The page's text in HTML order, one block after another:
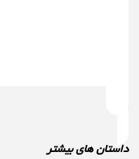
های بیشتر